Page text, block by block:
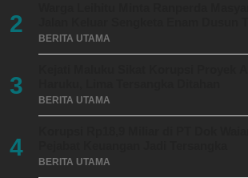
2
BERITA UTAMA
3
BERITA UTAMA
4
BERITA UTAMA